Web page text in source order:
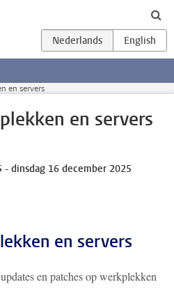
en servers
en servers
- dinsdag 16 december 2025
en servers
en patches op werkplekken